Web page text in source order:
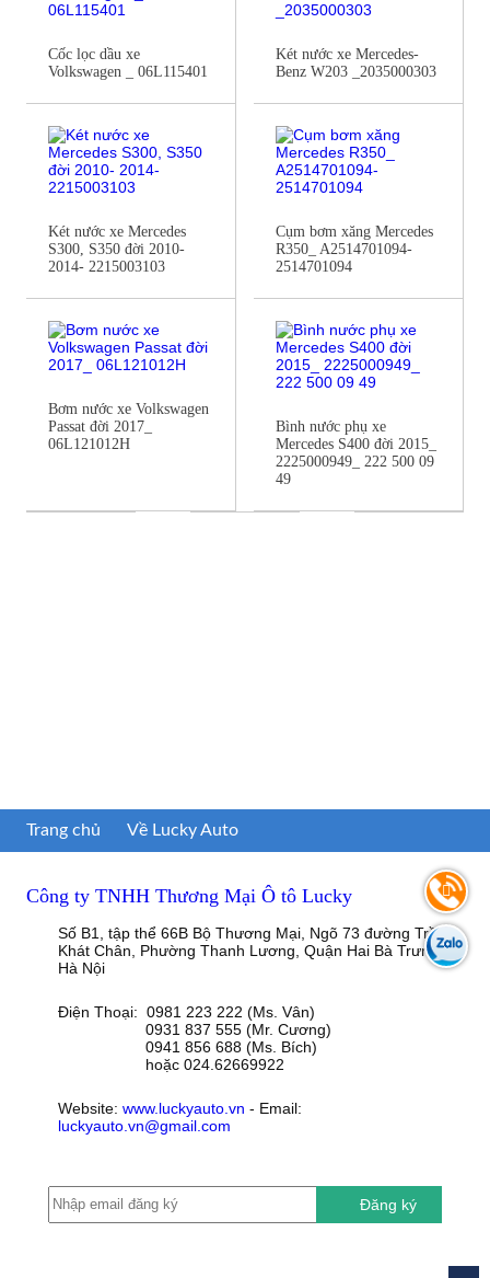
Cốc lọc dầu xe
Volkswagen _ 06L115401
Két nước xe Mercedes-
Benz W203 _2035000303
Két nước xe Mercedes
S300, S350 đời 2010-
2014- 2215003103
Cụm bơm xăng Mercedes
R350_ A2514701094-
2514701094
Bơm nước xe Volkswagen
Passat đời 2017_
06L121012H
Bình nước phụ xe
Mercedes S400 đời 2015_
2225000949_ 222 500 09
49
Trang chủ Về Lucky Auto
Công ty TNHH Thương Mại Ô tô Lucky
Số B1, tập thể 66B Bộ Thương Mại, Ngõ 73 đường Trần
Khát Chân, Phường Thanh Lương, Quận Hai Bà Trưng,
Hà Nội
Điện Thoại: 0981 223 222 (Ms. Vân)
0931 837 555 (Mr. Cương)
0941 856 688 (Ms. Bích)
hoặc 024.62669922
Website: www.luckyauto.vn - Email:
luckyauto.vn@gmail.com
Đăng ký